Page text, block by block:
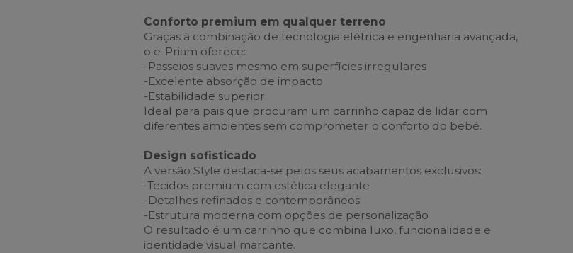
Conforto premium em qualquer terreno
Graças à combinação de tecnologia elétrica e engenharia avançada,
o e-Priam oferece:
-Passeios suaves mesmo em superfícies irregulares
-Excelente absorção de impacto
-Estabilidade superior
Ideal para pais que procuram um carrinho capaz de lidar com
diferentes ambientes sem comprometer o conforto do bebé.
Design sofisticado
A versão Style destaca-se pelos seus acabamentos exclusivos:
-Tecidos premium com estética elegante
-Detalhes refinados e contemporâneos
-Estrutura moderna com opções de personalização
O resultado é um carrinho que combina luxo, funcionalidade e
identidade visual marcante.